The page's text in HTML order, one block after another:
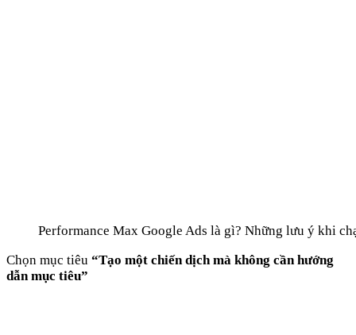
Performance Max Google Ads là gì? Những lưu ý khi
Chọn mục tiêu “Tạo một chiến dịch mà không cần hướng
dẫn mục tiêu”